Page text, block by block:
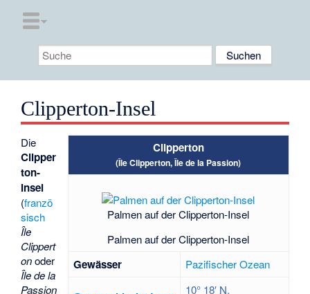
Clipperton-Insel
Clipperton
(Île Clipperton, Île de la Passion)
Palmen auf der Clipperton-Insel
Palmen auf der Clipperton-Insel
Gewässer Pazifischer Ozean
10° 18′ N,
Die
Clipper
ton-
Insel
(franzö
sisch
Île
Clippert
onoder
Île de la
Passion